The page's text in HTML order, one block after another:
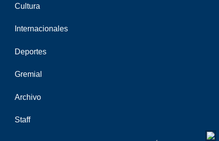
Cultura
Internacionales
Deportes
Gremial
Archivo
Staff